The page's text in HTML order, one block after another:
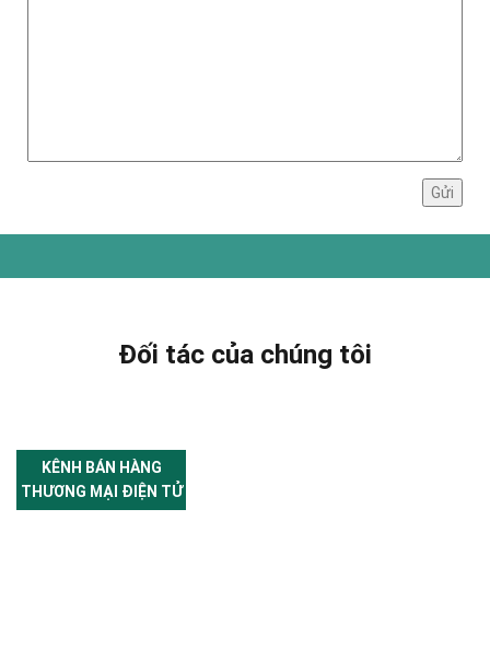
Đối tác của chúng tôi
KÊNH BÁN HÀNG
THƯƠNG MẠI ĐIỆN TỬ